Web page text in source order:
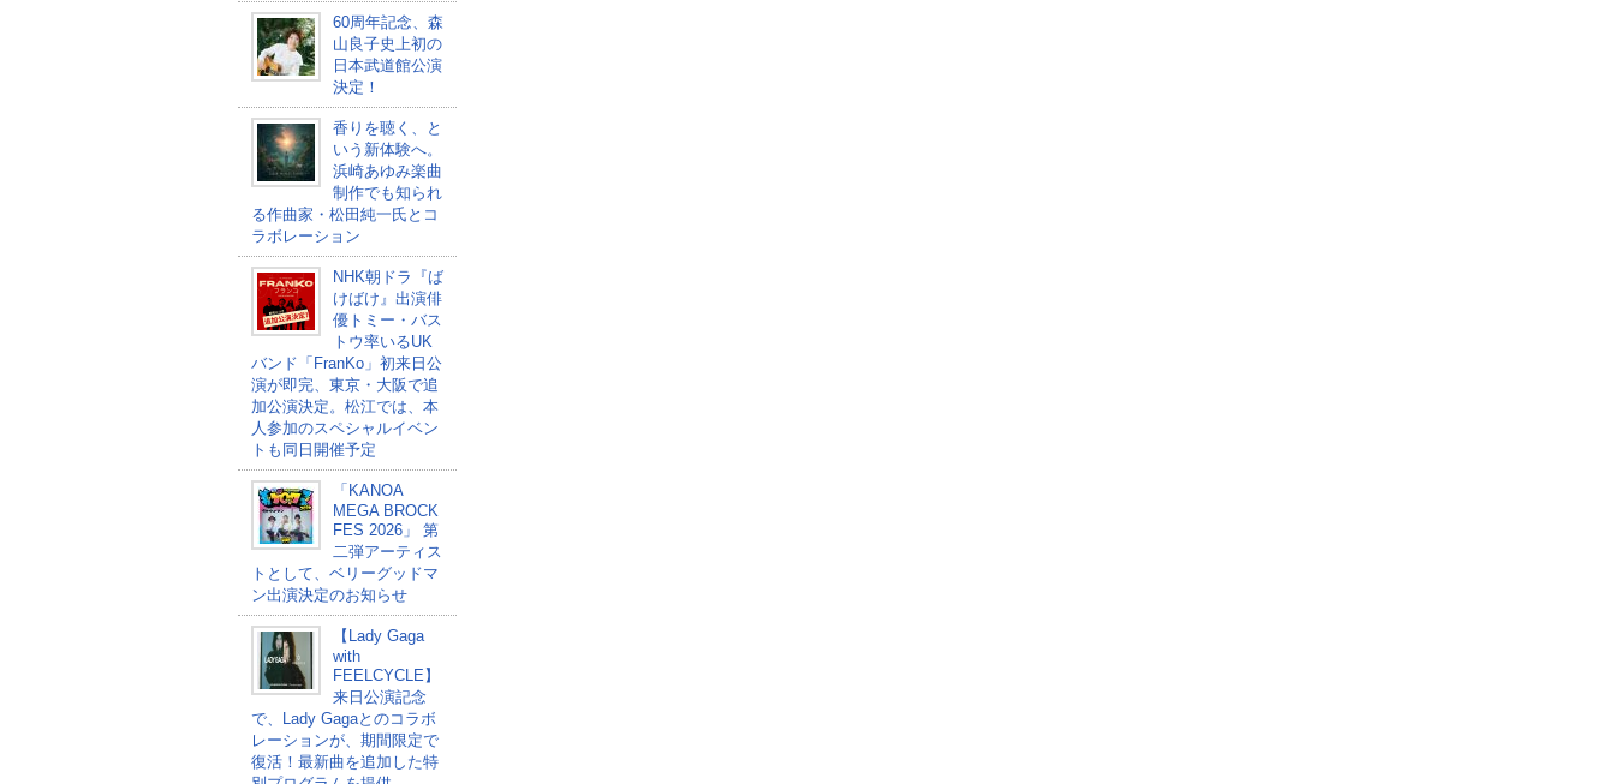
60周年記念、森
山良子史上初の
日本武道館公演
決定！
香りを聴く、と
いう新体験へ。
浜崎あゆみ楽曲
制作でも知られ
る作曲家・松田純一氏とコ
ラボレーション
NHK朝ドラ『ば
けばけ』出演俳
優トミー・バス
トウ率いるUK
バンド「FranKo」初来日公
演が即完、東京・大阪で追
加公演決定。松江では、本
人参加のスペシャルイベン
トも同日開催予定
「KANOA
MEGA BROCK
FES 2026」 第
二弾アーティス
トとして、ベリーグッドマ
ン出演決定のお知らせ
【Lady Gaga
with
FEELCYCLE】
来日公演記念
で、Lady Gagaとのコラボ
レーションが、期間限定で
復活！最新曲を追加した特